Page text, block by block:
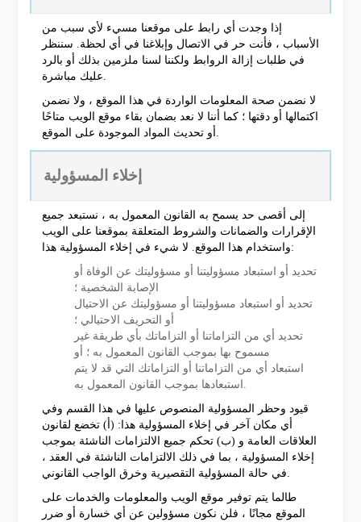
إذا وجدت أي رابط على موقعنا مسيء لأي سبب من
الأسباب ، فأنت حر في الاتصال وإبلاغنا في أي لحظة. سننظر
في طلبات إزالة الروابط ولكننا لسنا ملزمين بذلك أو بالرد
لا نضمن صحة المعلومات الواردة في هذا الموقع ، ولا نضمن
اكتمالها أو دقتها ؛ كما أننا لا نعد بضمان بقاء موقع الويب متاحًا
إخلاء المسؤولية
إلى أقصى حد يسمح به القانون المعمول به ، نستبعد جميع
الإقرارات والضمانات والشروط المتعلقة بموقعنا على الويب
واستخدام هذا الموقع. لا شيء في إخلاء المسؤولية هذا:
تحديد أو استبعاد مسؤوليتنا أو مسؤوليتك عن الوفاة أو
الإصابة الشخصية ؛
تحديد أو استبعاد مسؤوليتنا أو مسؤوليتك عن الاحتيال
أو التحريف الاحتيالي ؛
تحديد أي من التزاماتنا أو التزاماتك بأي طريقة غير
مسموح بها بموجب القانون المعمول به ؛ أو
استبعاد أي من التزاماتنا أو التزاماتك التي قد لا يتم
قيود وحظر المسؤولية المنصوص عليها في هذا القسم وفي
أي مكان آخر في إخلاء المسؤولية هذا: (أ) تخضع لقانون
العلاقات العامة و (ب) تحكم جميع الالتزامات الناشئة بموجب
إخلاء المسؤولية ، بما في ذلك الالتزامات الناشئة في العقد ،
طالما يتم توفير موقع الويب والمعلومات والخدمات على
الموقع مجانًا ، فلن نكون مسؤولين عن أي خسارة أو ضرر